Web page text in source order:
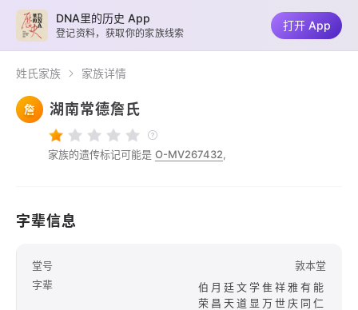
姓氏家族 家族详情
詹 湖南常德詹氏
家族的遗传标记可能是 O-MV267432,
字辈信息
堂号
敦本堂
字辈
伯月廷文学隹祥雅有能
荣昌天道显万世庆同仁
DNA里的历史 App
登记资料，获取你的家族线索
打开 App